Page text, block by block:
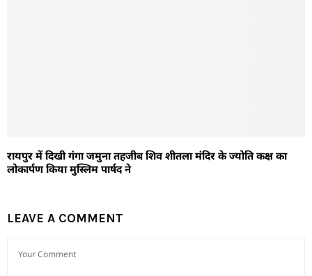
रायपुर में दिखी गंगा जमुना तहजीब शिव शीतला मंदिर के ज्योति कक्ष का
लोकार्पण किया मुस्लिम पार्षद ने
LEAVE A COMMENT